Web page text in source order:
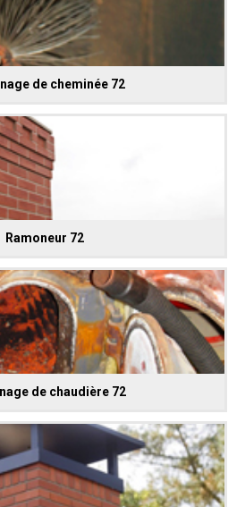
de cheminée 72
Ramoneur 72
de chaudière 72